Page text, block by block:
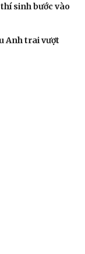
sinh bước vào
Anh trai vượt